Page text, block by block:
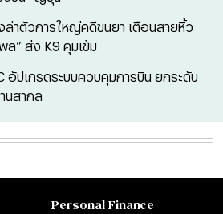
ล่าตัวการใหญ่คดีขนยา เตือนสายหิ้ว
ล” ส่ง K9 คุมเข้ม
อัปเกรดระบบควบคุมการบิน ยกระดับ
นสากล
Personal Finance